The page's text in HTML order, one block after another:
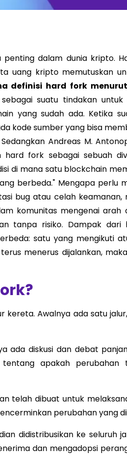
dalam dunia kripto.
uang kripto memutuskan
definisi hard fork
suatu tindakan untuk
yang sudah ada. Ketika
kode sumber yang bisa
Andreas M.
fork sebagai sebuah
di mana satu blockchain
berbeda." Mengapa perlu
bug atau celah keamanan,
komunitas mengenai arah
tanpa risiko. Dampak dari
satu yang mengikuti
menerus dijalankan,
kereta. Awalnya ada satu
ada diskusi dan debat
apakah perubahan
telah dibuat untuk
perubahan yang
didistribusikan ke seluruh
dan mengadopsi